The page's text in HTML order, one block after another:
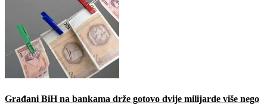
Građani BiH na bankama drže gotovo dvije milijarde više nego